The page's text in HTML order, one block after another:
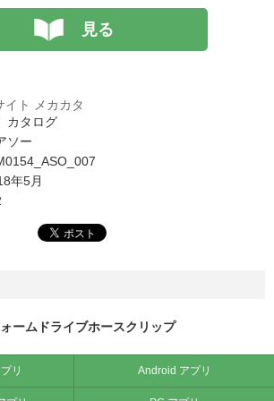
見る
イト メカカタ
カタログ
ソー
年5月
ームドライブホースクリップ
リ Android アプリ